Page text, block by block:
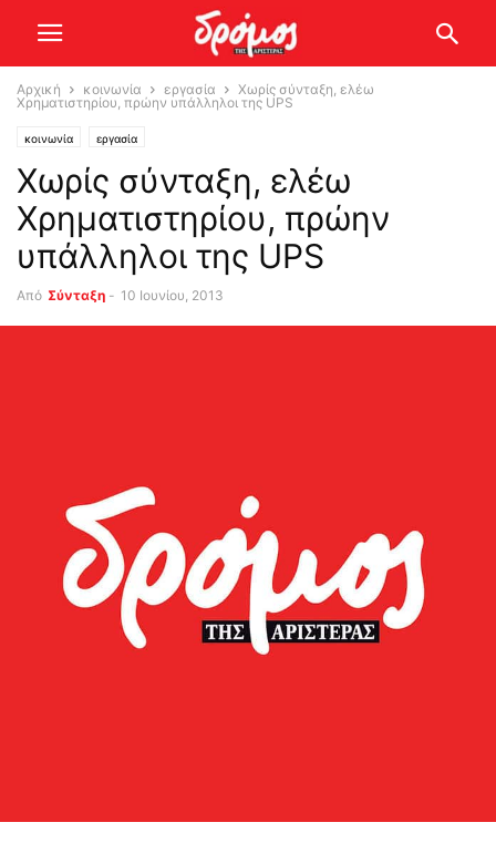
Αρχική κοινωνία εργασία
Χωρίς σύνταξη, ελέω
Χρηματιστηρίου, πρώην υπάλληλοι της UPS
κοινωνία εργασία
Χωρίς σύνταξη, ελέω
Χρηματιστηρίου, πρώην
υπάλληλοι της UPS
Από Σύνταξη - 10 Ιουνίου, 2013